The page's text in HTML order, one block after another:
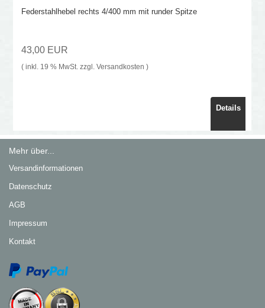
Federstahlhebel rechts 4/400 mm mit runder Spitze
43,00 EUR
( inkl. 19 % MwSt. zzgl. Versandkosten )
Details
Mehr über...
Versandinformationen
Datenschutz
AGB
Impressum
Kontakt